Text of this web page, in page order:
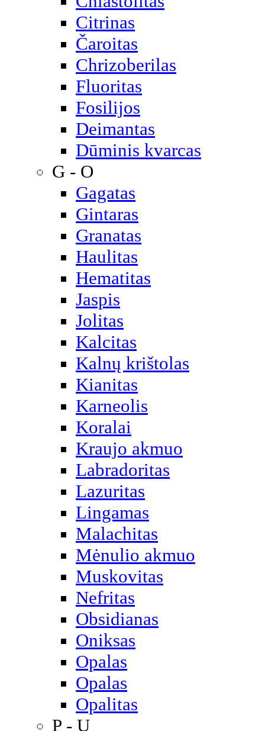
Citrinas
Čaroitas
Chrizoberilas
Fluoritas
Fosilijos
Deimantas
Dūminis kvarcas
G - O
Gagatas
Gintaras
Granatas
Haulitas
Hematitas
Jaspis
Jolitas
Kalcitas
Kalnų krištolas
Kianitas
Karneolis
Koralai
Kraujo akmuo
Labradoritas
Lazuritas
Lingamas
Malachitas
Mėnulio akmuo
Muskovitas
Nefritas
Obsidianas
Oniksas
Opalas
Opalas
Opalitas
P - U